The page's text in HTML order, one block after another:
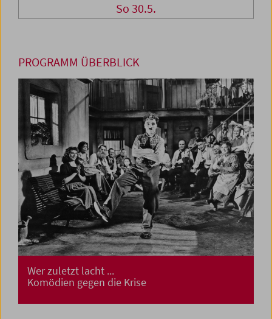
So 30.5.
PROGRAMM ÜBERBLICK
Wer zuletzt lacht ...
Komödien gegen die Krise